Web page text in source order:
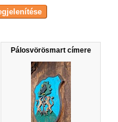
Pálosvörösmart címere